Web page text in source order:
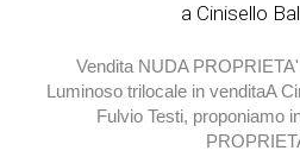
a Cinisello
Vendita NUDA
Luminoso trilocale in venditaA
Fulvio Testi, proponiamo